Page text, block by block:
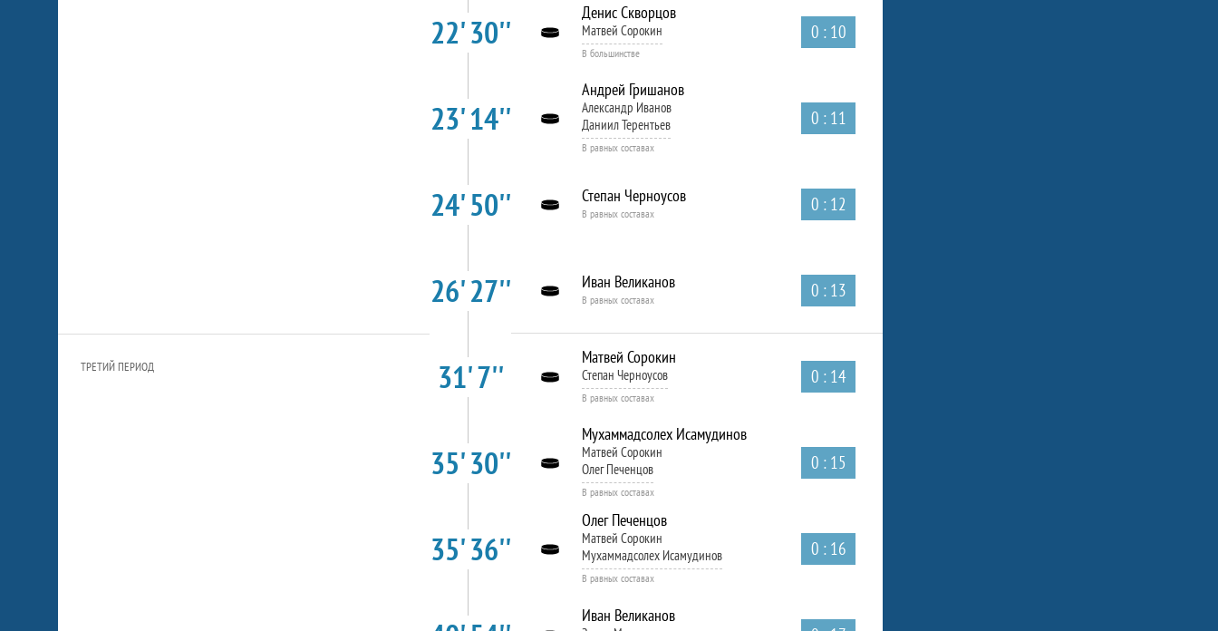
22' 30'' Денис Скворцов
Матвей Сорокин
В большинстве
0 : 10
23' 14''
Андрей Гришанов
Александр Иванов
Даниил Терентьев
В равных составах
0 : 11
24' 50'' Степан Черноусов
В равных составах 0 : 12
26' 27'' Иван Великанов
В равных составах 0 : 13
ТРЕТИЙ ПЕРИОД 31' 7'' Матвей Сорокин
Степан Черноусов
В равных составах
0 : 14
35' 30''
Мухаммадсолех Исамудинов
Матвей Сорокин
Олег Печенцов
В равных составах
0 : 15
35' 36''
Олег Печенцов
Матвей Сорокин
Мухаммадсолех Исамудинов
В равных составах
0 : 16
Иван Великанов